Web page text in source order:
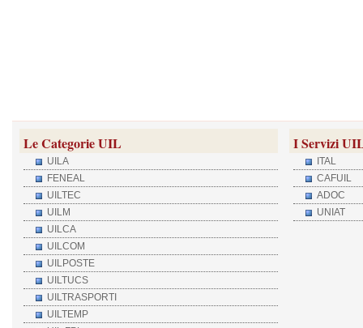
Le Categorie UIL
UILA
FENEAL
UILTEC
UILM
UILCA
UILCOM
UILPOSTE
UILTUCS
UILTRASPORTI
UILTEMP
I Servizi
ITAL
CAFUIL
ADOC
UNIAT